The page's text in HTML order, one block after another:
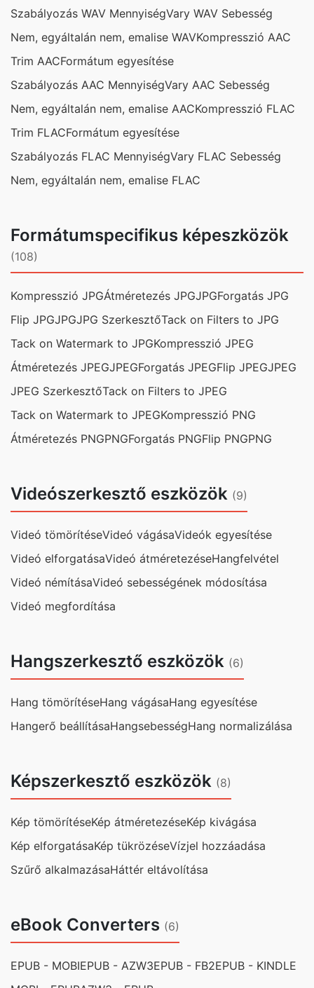
Szabályozás WAV MennyiségVary WAV Sebesség
Nem, egyáltalán nem, emalise WAVKompresszió AAC
Trim AACFormátum egyesítése
Szabályozás AAC MennyiségVary AAC Sebesség
Nem, egyáltalán nem, emalise AACKompresszió FLAC
Trim FLACFormátum egyesítése
Szabályozás FLAC MennyiségVary FLAC Sebesség
Nem, egyáltalán nem, emalise FLAC
Formátumspecifikus képeszközök
(108)
Kompresszió JPGÁtméretezés JPGJPGForgatás JPG
Flip JPGJPGJPG SzerkesztőTack on Filters to JPG
Tack on Watermark to JPGKompresszió JPEG
Átméretezés JPEGJPEGForgatás JPEGFlip JPEGJPEG
JPEG SzerkesztőTack on Filters to JPEG
Tack on Watermark to JPEGKompresszió PNG
Átméretezés PNGPNGForgatás PNGFlip PNGPNG
Videószerkesztő eszközök (9)
Videó tömörítéseVideó vágásaVideók egyesítése
Videó elforgatásaVideó átméretezéseHangfelvétel
Videó némításaVideó sebességének módosítása
Videó megfordítása
Hangszerkesztő eszközök (6)
Hang tömörítéseHang vágásaHang egyesítése
Hangerő beállításaHangsebességHang normalizálása
Képszerkesztő eszközök (8)
Kép tömörítéseKép átméretezéseKép kivágása
Kép elforgatásaKép tükrözéseVízjel hozzáadása
Szűrő alkalmazásaHáttér eltávolítása
eBook Converters (6)
EPUB - MOBIEPUB - AZW3EPUB - FB2EPUB - KINDLE